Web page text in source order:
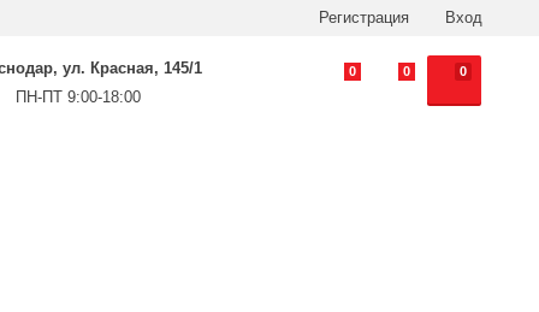
Регистрация Вход
ул. Красная, 145/1
ПН-ПТ 9:00-18:00
0
0 0